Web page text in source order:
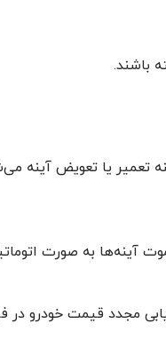
باشند.
تعمیر یا تعویض آینه
آینه‌ها به صورت
مجدد قیمت خودرو